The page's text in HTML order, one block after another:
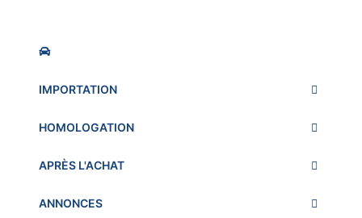
IMPORTATION
HOMOLOGATION
APRÈS L'ACHAT
ANNONCES